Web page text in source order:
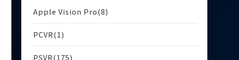
Apple Vision Pro 8
PCVR 1
PSVR 175